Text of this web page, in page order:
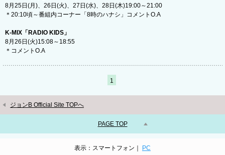
8月25日(月)、26日(火)、27日(水)、28日(木)19:00～21:00
＊20:10頃～番組内コーナー「8時のハナシ」コメントO.A
K-MIX「RADIO KIDS」
8月26日(火)15:08～18:55
＊コメントO.A
1
ジョンB Official Site TOPへ
PAGE TOP
表示：スマートフォン｜ PC